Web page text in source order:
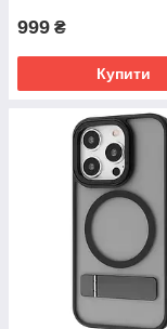
999 ₴
Купити